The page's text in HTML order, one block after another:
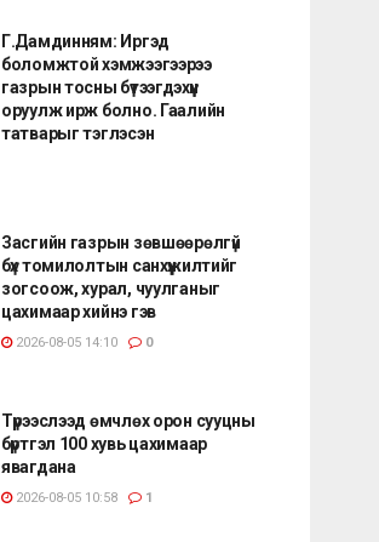
Г.Дамдинням: Иргэд
боломжтой хэмжээгээрээ
газрын тосны бүтээгдэхүүн
оруулж ирж болно. Гаалийн
татварыг тэглэсэн
Засгийн газрын зөвшөөрөлгүй
бүх томилолтын санхүүжилтийг
зогсоож, хурал, чуулганыг
цахимаар хийнэ гэв
2026-08-05 14:10 0
Түрээслээд өмчлөх орон сууцны
бүртгэл 100 хувь цахимаар
явагдана
2026-08-05 10:58 1